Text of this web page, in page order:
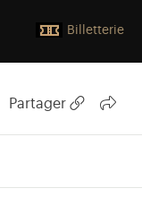
Billetterie
Partager